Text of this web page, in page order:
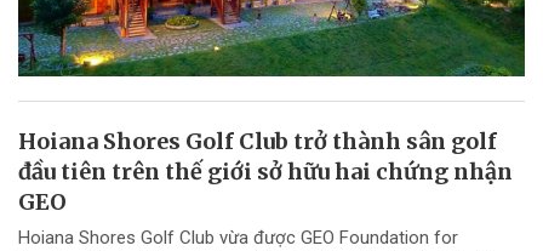
Hoiana Shores Golf Club trở thành sân golf
đầu tiên trên thế giới sở hữu hai chứng nhận
GEO
Hoiana Shores Golf Club vừa được GEO Foundation for